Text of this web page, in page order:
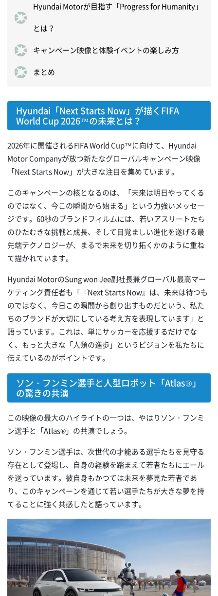
Hyundai Motorが目指す「Progress for Humanity」
とは？
キャンペーン映像と体験イベントの楽しみ方
まとめ
Hyundai「Next Starts Now」が描くFIFA
World Cup 2026™の未来とは？
2026年に開催されるFIFA World Cup™に向けて、Hyundai
Motor Companyが放つ新たなグローバルキャンペーン映像
「Next Starts Now」が大きな注目を集めています。
このキャンペーンの核となるのは、「未来は明日やってくる
のではなく、今この瞬間から始まる」という力強いメッセー
ジです。60秒のブランドフィルムには、若いアスリートたち
のひたむきな挑戦と成長、そして目覚ましい進化を遂げる最
先端テクノロジーが、まるで未来を切り拓くかのように重ね
て描かれています。
Hyundai MotorのSung won Jee副社長兼グローバル最高マー
ケティング責任者も「『Next Starts Now』は、未来は待つも
のではなく、今日この瞬間から創り出すものだという、私た
ちのブランドが大切にしている考え方を表現しています」と
語っています。これは、単にサッカーを応援するだけでな
く、もっと大きな「人類の進歩」というビジョンを私たちに
伝えているのがポイントです。
ソン・フンミン選手と人型ロボット「Atlas®」
の驚きの共演
この映像の最大のハイライトの一つは、やはりソン・フンミ
ン選手と「Atlas®」の共演でしょう。
ソン・フンミン選手は、次世代の才能ある選手たちを見守る
存在として登場し、自身の経験を踏まえて若者たちにエール
を送っています。彼自身もかつては未来を夢見た若者であ
り、このキャンペーンを通じて若い選手たちが大きな夢を持
てることに強く共感したと語っています。